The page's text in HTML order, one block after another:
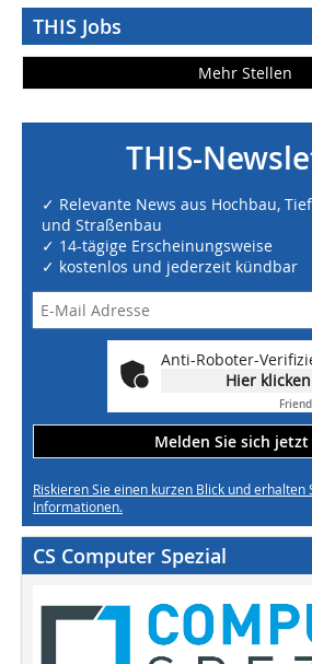
THIS Jobs
Mehr Stellen
THIS-
✓ Relevante News aus Hochbau,
und Straßenbau
✓ 14-tägige Erscheinungsweise
✓ kostenlos und jederzeit kündbar
Anti-Roboter-
Hier klicken
Melden Sie sich jetzt
Riskieren Sie einen kurzen Blick und erhalten
Informationen.
CS Computer Spezial